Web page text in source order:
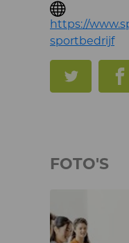
https://
sportbedrijf
FOTO'S